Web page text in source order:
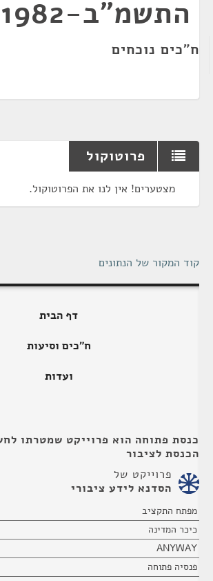
התשמ"ב-1982
ח"כים נוכחים
פרוטוקול
מצטערים! אין לנו את הפרוטוקול.
קוד המקור של הנתונים
דף הבית
ח"כים וסיעות
ועדות
כנסת פתוחה הוא פרוייקט שמטרתו
הכנסת לציבור
פרוייקט של
הסדנא לידע ציבורי
מפתח התקציב
כיכר המדינה
ANYWAY
פנסיה פתוחה